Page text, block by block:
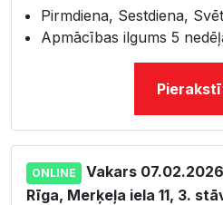
Pirmdiena, Sestdiena,
Apmācības ilgums 5
ONLINE
Vakars 07.02.2026
Rīga, Merķeļa iela 11, 3.